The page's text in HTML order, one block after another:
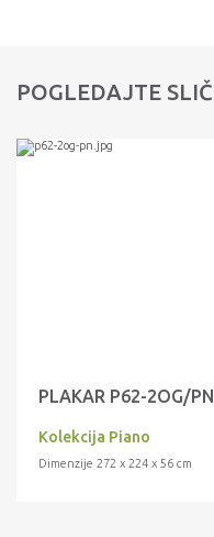
POGLEDAJTE
PLAKAR P62-2OG/PN
Kolekcija Piano
Dimenzije 272 x 224 x 56 cm